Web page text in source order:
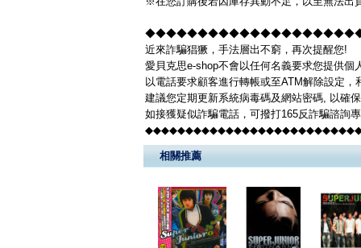
◆◆◆◆◆◆◆◆◆◆◆◆◆◆◆◆◆◆◆◆◆◆◆◆
近來詐騙猖獗，手法層出不窮，再次提醒您!
愛貝克思e-shop不會以任何名義要求您提供個
以電話要求顧客進行轉帳或至ATM解除設定
建議您定期更新系統病毒碼及網站密碼, 以確
如接獲疑似詐騙電話，可撥打165反詐騙諮詢
相關推薦